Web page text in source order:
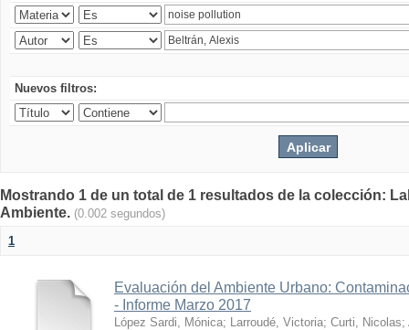
Nuevos filtros:
Mostrando 1 de un total de 1 resultados de la colección:
Ambiente. (0.002 segundos)
1
Evaluación del Ambiente Urbano:
- Informe Marzo 2017
López Sardi, Mónica; Larroudé, Victoria; Curti, Nicolas;